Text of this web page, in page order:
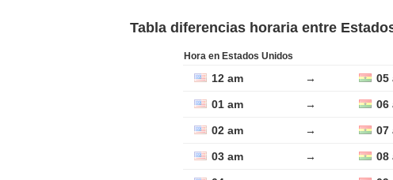
Tabla diferencias horaria entre
Hora en Estados Unidos
12 am → 05
01 am → 06
02 am → 07
03 am → 08